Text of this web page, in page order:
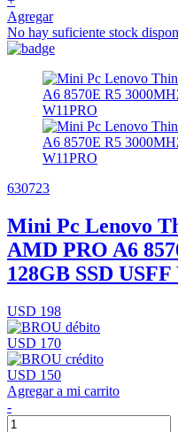
Agregar
No hay suficiente stock
630723
Mini Pc Lenovo
AMD PRO A6
128GB SSD
USD 198
USD 170
USD 150
Agregar a mi carrito
-